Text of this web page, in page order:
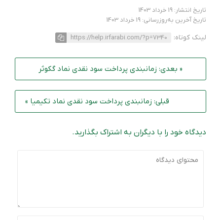
تاریخ انتشار: 19 خرداد 1403
تاریخ آخرین به‌روزرسانی: 19 خرداد 1403
لینک کوتاه: https://help.irfarabi.com/?p=7340
« بعدی: زمانبندی پرداخت سود نقدی نماد گکوثر
قبلی: زمانبندی پرداخت سود نقدی نماد تکیمیا »
دیدگاه خود را با دیگران به اشتراک بگذارید.